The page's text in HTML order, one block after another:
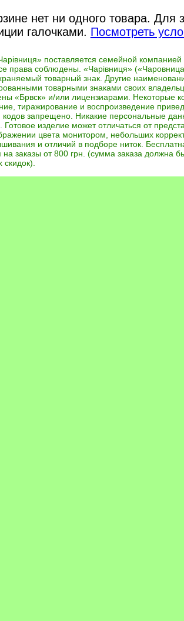
нет ни одного товара. Для
галочками. Посмотреть
поставляется семейной компанией
права соблюдены. «Чарівниця»
товарный знак. Другие
товарными знаками своих
«Брвск» и/или лицензиарами. Некоторые
тиражирование и воспроизведение
кодов запрещено. Никакие персональные
Готовое изделие может отличаться от
цвета монитором, небольших
и отличий в подборе ниток.
на заказы от 800 грн. (сумма заказа должна
скидок).